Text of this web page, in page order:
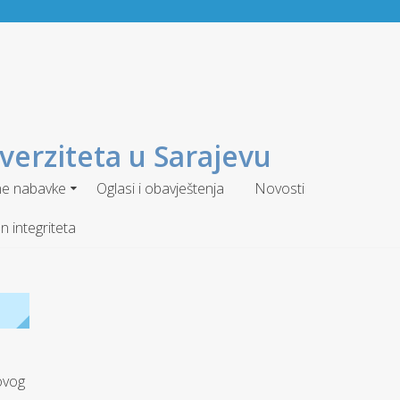
u Sarajevu
nabavke Oglasi i obavještenja
Novosti
integriteta